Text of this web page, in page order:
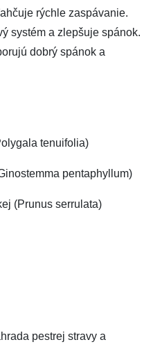
rýchle zaspávanie.
systém a zlepšuje spánok.
dobrý spánok a
tenuifolia)
pentaphyllum)
(Prunus serrulata)
pestrej stravy a